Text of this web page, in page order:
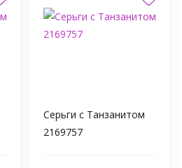
Серьги с Танзанитом
2169757